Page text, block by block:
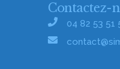
Contactez-
04 82 53 51